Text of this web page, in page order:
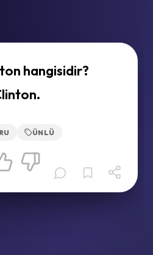
hangisidir?
ÜNLÜ